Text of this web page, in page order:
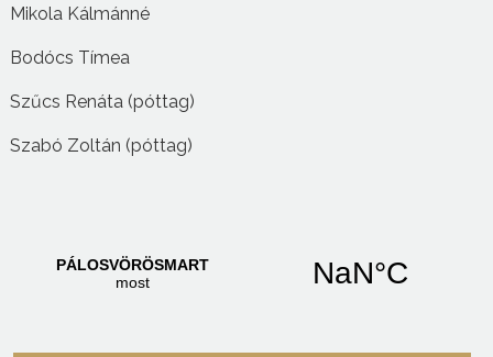
Mikola Kálmánné
Bodócs Tímea
Szűcs Renáta (póttag)
Szabó Zoltán (póttag)